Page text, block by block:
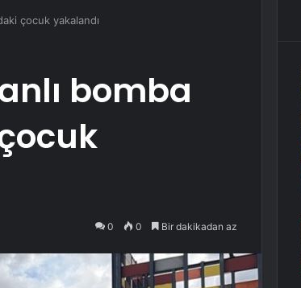
çocuk yakalandı
bomba
0 0 Bir dakikadan az